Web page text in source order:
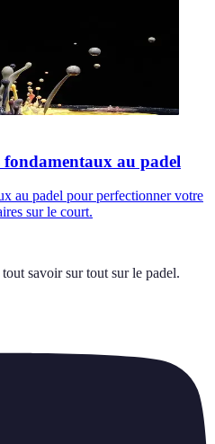
fondamentaux au padel
au padel pour perfectionner votre
sur le court.
savoir sur tout sur le padel.